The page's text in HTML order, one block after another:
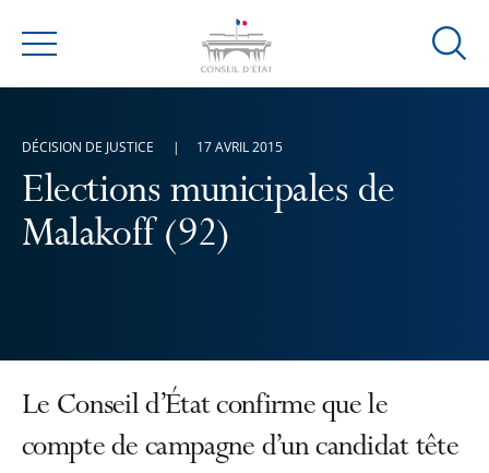
Menu
Ouvrir
Elections municipales de
Malakoff (92)
DÉCISION DE JUSTICE 17 AVRIL 2015
Le Conseil d’État confirme que le
compte de campagne d’un candidat tête